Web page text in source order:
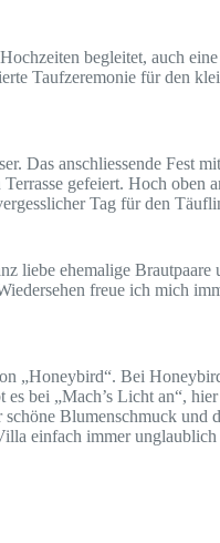
begleitet, auch eine
Taufzeremonie für den
Das anschliessende Fest mit
gefeiert. Hoch oben
Tag für den
liebe ehemalige Brautpaare
freue ich mich
„Honeybird“. Bei
bei „Mach’s Licht an“,
Blumenschmuck und
einfach immer unglaublich